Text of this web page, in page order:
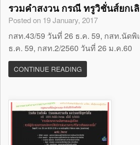
รวมคำสงวน กรณี ทรูวิชั่นส์ยกเ
Posted on 19 January, 2017
กสท.43/59 วันที่ 26 ธ.ค. 59, กสท.นัดพิ
ธ.ค. 59, กสท.2/2560 วันที่ 26 ม.ค.60
CONTINUE READING